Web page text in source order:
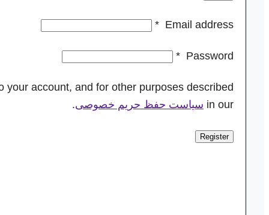
Email address
*
Password
*
account, and for other purposes described
in our سیاست حفظ حریم خصوصی.
Register